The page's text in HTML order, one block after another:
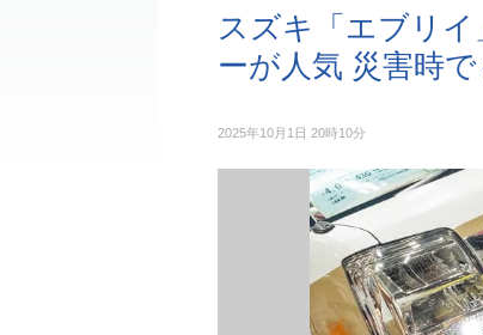
スズキ「エブリ
ーが人気 災害時
2025年10月1日 20時10分